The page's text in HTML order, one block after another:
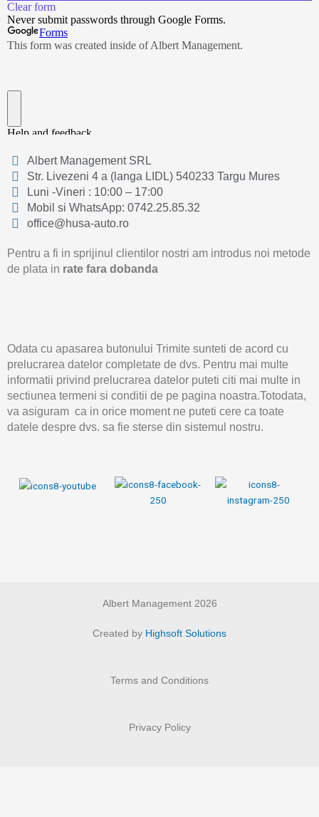
Albert Management SRL
Str. Livezeni 4 a (langa LIDL) 540233 Targu Mures
Luni -Vineri : 10:00 – 17:00
Mobil si WhatsApp: 0742.25.85.32
office@husa-auto.ro
Pentru a fi in sprijinul clientilor nostri am introdus noi metode
de plata in rate fara dobanda
Odata cu apasarea butonului Trimite sunteti de acord cu
prelucrarea datelor completate de dvs. Pentru mai multe
informatii privind prelucrarea datelor puteti citi mai multe in
sectiunea termeni si conditii de pe pagina noastra.Totodata,
va asiguram ca in orice moment ne puteti cere ca toate
datele despre dvs. sa fie sterse din sistemul nostru.
Albert Management 2026
Created by Highsoft Solutions
Terms and Conditions
Privacy Policy